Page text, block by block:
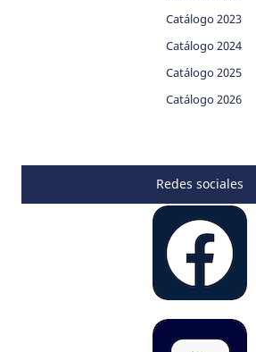
Catálogo 2023
Catálogo 2024
Catálogo 2025
Catálogo 2026
Redes sociales